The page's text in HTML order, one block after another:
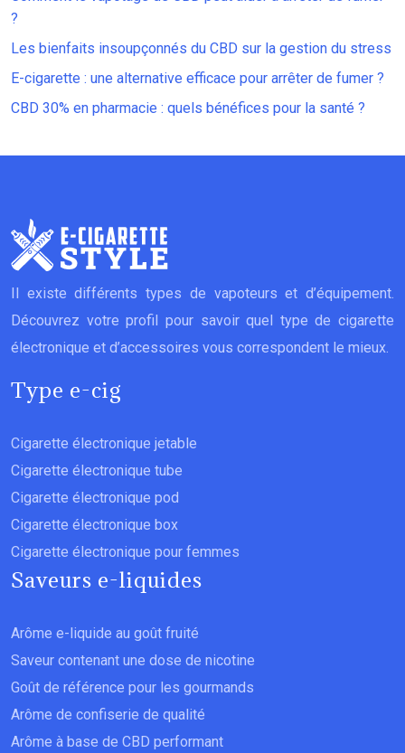
?
Les bienfaits insoupçonnés du CBD sur la gestion du stress
E-cigarette : une alternative efficace pour arrêter de fumer ?
CBD 30% en pharmacie : quels bénéfices pour la santé ?
Il existe différents types de vapoteurs et d’équipement.
Découvrez votre profil pour savoir quel type de cigarette
électronique et d’accessoires vous correspondent le mieux.
Type e-cig
Cigarette électronique jetable
Cigarette électronique tube
Cigarette électronique pod
Cigarette électronique box
Cigarette électronique pour femmes
Saveurs e-liquides
Arôme e-liquide au goût fruité
Saveur contenant une dose de nicotine
Goût de référence pour les gourmands
Arôme de confiserie de qualité
Arôme à base de CBD performant